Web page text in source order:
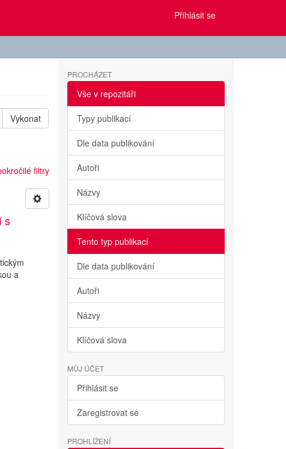
Přihlásit se
Vykonat
filtry
s
a
PROCHÁZET
Vše v repozitáři
Typy publikací
Dle data publikování
Autoři
Názvy
Klíčová slova
Tento typ publikací
Dle data publikování
Autoři
Názvy
Klíčová slova
MŮJ ÚČET
Přihlásit se
Zaregistrovat se
PROHLÍŽENÍ